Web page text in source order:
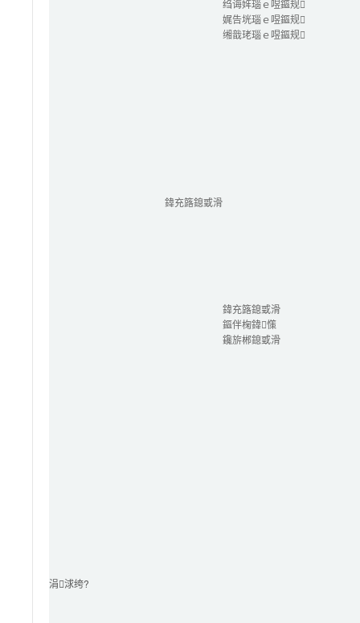
绉诲姩瑙ｅ喅鏂规
娓告垙瑙ｅ喅鏂规
缃戠珯瑙ｅ喅鏂规
鍏充簬鎴戜滑
鍏充簬鎴戜滑
鏂伴椈鍏憡
鑱旂郴鎴戜滑